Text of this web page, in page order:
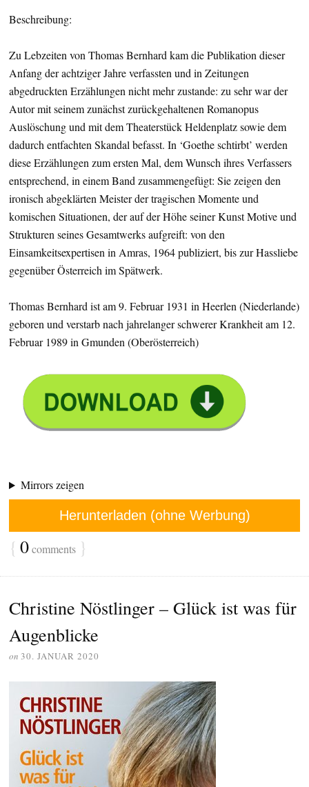
Beschreibung:
Zu Lebzeiten von Thomas Bernhard kam die Publikation dieser
Anfang der achtziger Jahre verfassten und in Zeitungen
abgedruckten Erzählungen nicht mehr zustande: zu sehr war der
Autor mit seinem zunächst zurückgehaltenen Romanopus
Auslöschung und mit dem Theaterstück Heldenplatz sowie dem
dadurch entfachten Skandal befasst. In ‘Goethe schtirbt’ werden
diese Erzählungen zum ersten Mal, dem Wunsch ihres Verfassers
entsprechend, in einem Band zusammengefügt: Sie zeigen den
ironisch abgeklärten Meister der tragischen Momente und
komischen Situationen, der auf der Höhe seiner Kunst Motive und
Strukturen seines Gesamtwerks aufgreift: von den
Einsamkeitsexpertisen in Amras, 1964 publiziert, bis zur Hassliebe
gegenüber Österreich im Spätwerk.
Thomas Bernhard ist am 9. Februar 1931 in Heerlen (Niederlande)
geboren und verstarb nach jahrelanger schwerer Krankheit am 12.
Februar 1989 in Gmunden (Oberösterreich)
Mirrors zeigen
Herunterladen (ohne Werbung)
{ 0comments }
Christine Nöstlinger – Glück ist was für
Augenblicke
on 30. JANUAR 2020